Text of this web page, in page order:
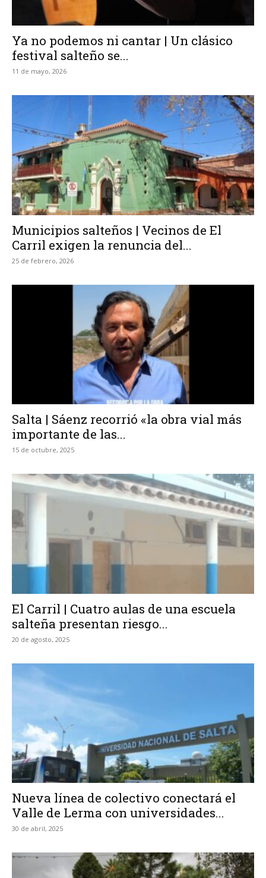
Ya no podemos ni cantar | Un clásico
festival salteño se...
11 de mayo, 2026
Municipios salteños | Vecinos de El
Carril exigen la renuncia del...
25 de febrero, 2026
Salta | Sáenz recorrió «la obra vial más
importante de las...
15 de octubre, 2025
El Carril | Cuatro aulas de una escuela
salteña presentan riesgo...
20 de agosto, 2025
Nueva línea de colectivo conectará el
Valle de Lerma con universidades...
30 de abril, 2025